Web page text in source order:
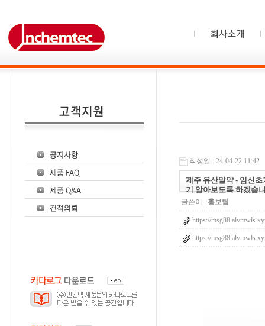
작성일 : 24-04-22 11:42
제주 유산알약 - 임신
기 알아보도록 하겠습
글쓴이 : 홍보팀
https://
https://